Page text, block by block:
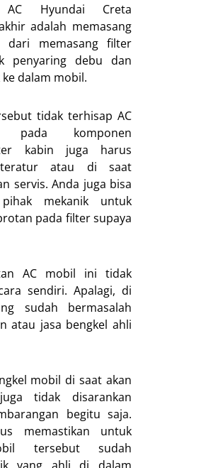
AC Hyundai Creta
adalah memasang
dari memasang filter
penyaring debu dan
dalam mobil.
tidak terhisap AC
pada komponen
kabin juga harus
teratur atau di saat
servis. Anda juga bisa
mekanik untuk
pada filter supaya
AC mobil ini tidak
sendiri. Apalagi, di
sudah bermasalah
atau jasa bengkel ahli
mobil di saat akan
tidak disarankan
begitu saja.
memastikan untuk
tersebut sudah